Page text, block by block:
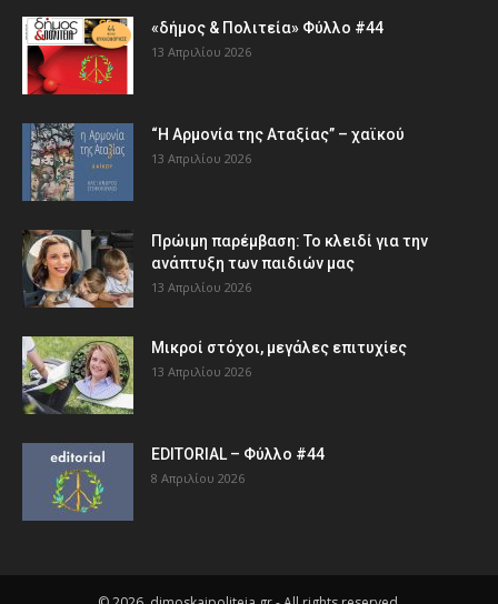
«δήμος & Πολιτεία» Φύλλο #44
13 Απριλίου 2026
“Η Αρμονία της Αταξίας” – χαϊκού
13 Απριλίου 2026
Πρώιμη παρέμβαση: Το κλειδί για την
ανάπτυξη των παιδιών µας
13 Απριλίου 2026
Μικροί στόχοι, μεγάλες επιτυχίες
13 Απριλίου 2026
EDITORIAL – Φύλλο #44
8 Απριλίου 2026